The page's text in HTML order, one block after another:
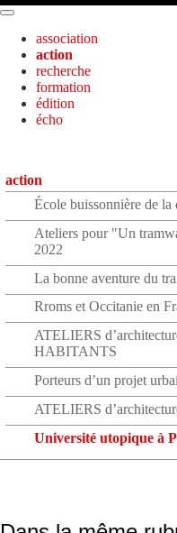
association
action
recherche
formation
édition
écho
action
École buissonnière de
Ateliers pour "Un
2022
La bonne aventure du
Rroms et Occitanie en
ATELIERS
HABITANTS
Porteurs d’un projet
ATELIERS
Université utopique à